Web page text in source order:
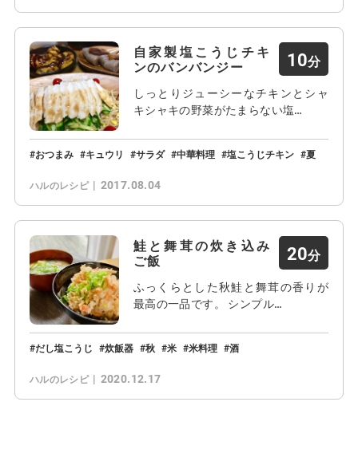
自家製塩こうじチキ
ンのバンバンジー
10
しっとりジューシーなチキンとシャ
キシャキの野菜がたまらない塩…
おつまみ キュウリ サラダ 中華料理 塩こうじチキン 夏
ハルのレシピ 2017.08.04
鮭と舞茸の炊き込み
ご飯
20
ふっくらとした秋鮭と舞茸の香りが
最高の一品です。 シンプル…
だし塩こうじ 炊飯器 秋 米 米料理 酒
ハルのレシピ 2020.12.17